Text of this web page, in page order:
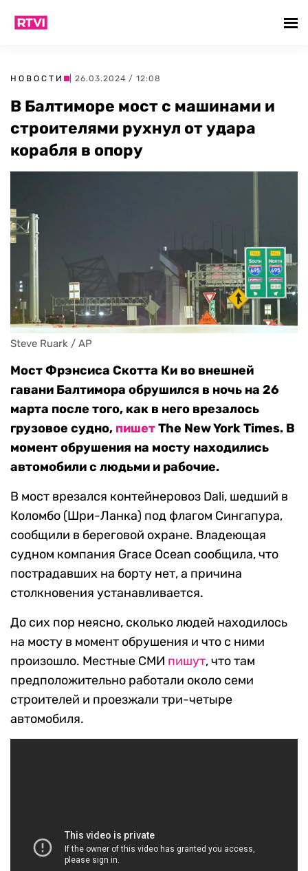
НОВОСТИ | 26.03.2024 / 12:08
В Балтиморе мост с машинами и
строителями рухнул от удара
корабля в опору
Steve Ruark / AP
Мост Фрэнсиса Скотта Ки во внешней
гавани Балтимора обрушился в ночь на 26
марта после того, как в него врезалось
грузовое судно, пишетThe New York Times. В
момент обрушения на мосту находились
автомобили с людьми и рабочие.
В мост врезался контейнеровоз Dali, шедший в
Коломбо (Шри-Ланка) под флагом Сингапура,
сообщили в береговой охране. Владеющая
судном компания Grace Ocean сообщила, что
пострадавших на борту нет, а причина
столкновения устанавливается.
До сих пор неясно, сколько людей находилось
на мосту в момент обрушения и что с ними
произошло. Местные СМИ пишут, что там
предположительно работали около семи
строителей и проезжали три-четыре
автомобиля.